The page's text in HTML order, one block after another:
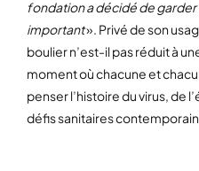
fondation a décidé de
important». Privé de son
boulier n’est-il pas réduit à
moment où chacune et
penser l’histoire du virus, de
défis sanitaires